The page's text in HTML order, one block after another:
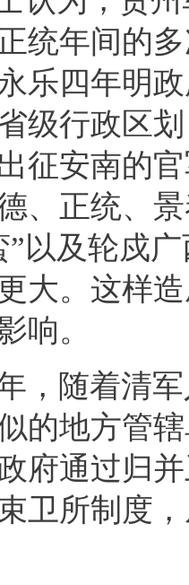
统年间的
乐四年明
级行政区
征安南的
、正统、
”以及轮戍
大。这样
响。
，随着清
的地方管
府通过归
卫所制度